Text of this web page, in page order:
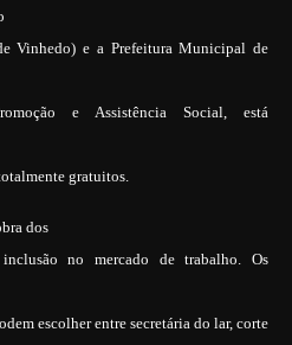
Vinhedo) e a Prefeitura Municipal de
e Assistência Social, está
gratuitos.
dos
no mercado de trabalho. Os
escolher entre secretária do lar, corte